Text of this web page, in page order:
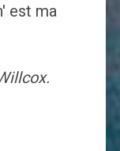
est ma